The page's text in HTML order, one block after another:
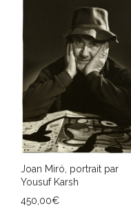
Joan Miró, portrait par
Yousuf Karsh
450,00€